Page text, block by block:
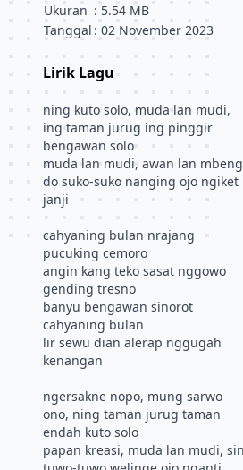
Ukuran : 5.54 MB
Tanggal : 02 November 2023
Lirik Lagu
ning kuto solo, muda lan mudi,
ing taman jurug ing pinggir
bengawan solo
muda lan mudi, awan lan
do suko-suko nanging ojo ngiket
janji
cahyaning bulan nrajang
pucuking cemoro
angin kang teko sasat nggowo
gending tresno
banyu bengawan sinorot
cahyaning bulan
lir sewu dian alerap nggugah
kenangan
ngersakne nopo, mung sarwo
ono, ning taman jurug taman
endah kuto solo
papan kreasi, muda lan mudi,